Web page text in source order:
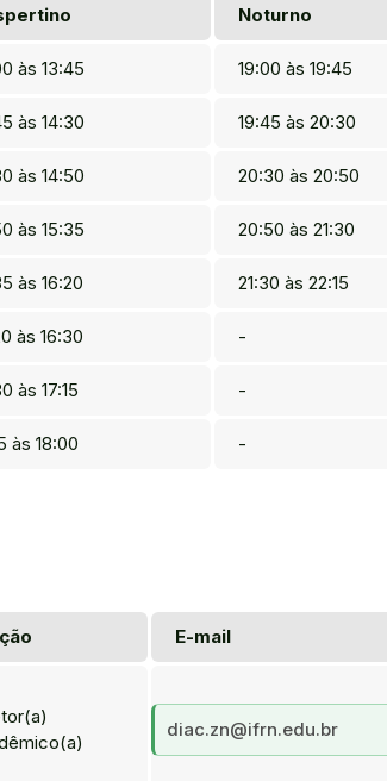
Noturno
às 13:45 19:00 às 19:45
às 14:30 19:45 às 20:30
às 14:50 20:30 às 20:50
às 15:35 20:50 às 21:30
às 16:20 21:30 às 22:15
às 16:30 -
às 17:15 -
às 18:00 -
E-mail
diac.zn@ifrn.edu.br